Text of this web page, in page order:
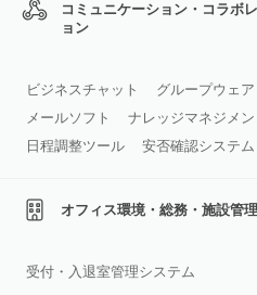
コミュニケーション・コラボ
ョン
ビジネスチャット グループウェア
メールソフト
ナレッジマネジメ
日程調整ツール
安否確認システム
オフィス環境・総務・施設管理
受付・入退室管理システム